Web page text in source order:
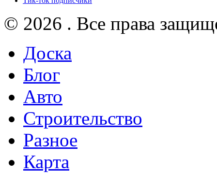
© 2026 . Все права
Доска
Блог
Авто
Строительство
Разное
Карта